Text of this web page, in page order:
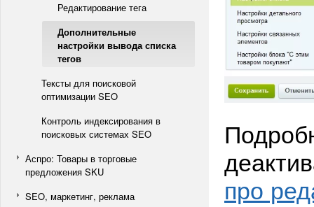
Редактирование тега
Дополнительные
настройки вывода списка
тегов
Тексты для поисковой
оптимизации SEO
Контроль индексирования в
поисковых системах SEO
Аспро: Товары в торговые
предложения SKU
SEO, маркетинг, реклама
про